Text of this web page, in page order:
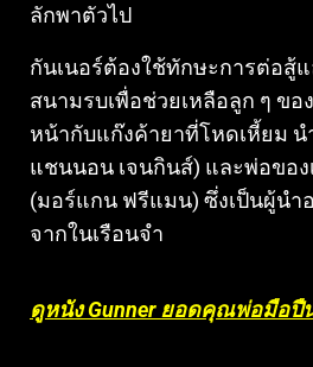
ลักพาตัวไป
กันเนอร์ต้องใช้ทักษะการต่อสู้
สนามรบเพื่อช่วยเหลือลูก ๆ ขอ
หน้ากับแก๊งค้ายาที่โหดเหี้ยม น
แชนนอน เจนกินส์) และพ่อของ
(มอร์แกน ฟรีแมน) ซึ่งเป็นผู้นำ
จากในเรือนจำ
ดูหนัง Gunner ยอดคุณพ่อมือปื